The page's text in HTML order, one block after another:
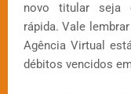
novo titular seja
rápida. Vale
Agência Virtual
débitos vencidos